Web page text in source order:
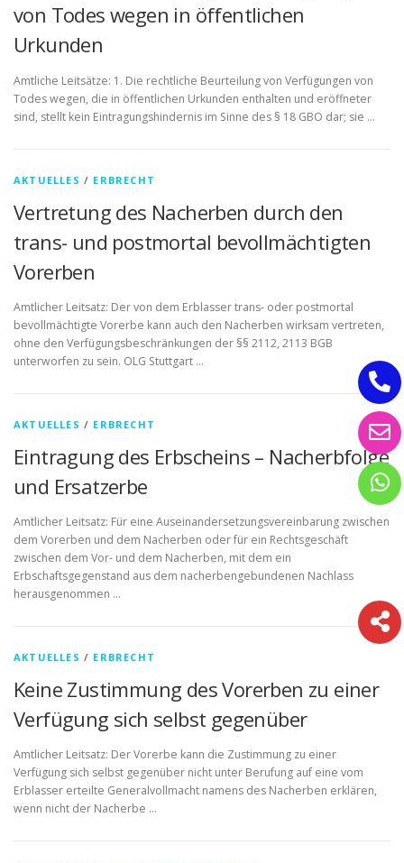
von Todes wegen in öffentlichen
Urkunden
Amtliche Leitsätze: 1. Die rechtliche Beurteilung von Verfügungen von
Todes wegen, die in öffentlichen Urkunden enthalten und eröffneter
sind, stellt kein Eintragungshindernis im Sinne des § 18 GBO dar; sie …
AKTUELLES / ERBRECHT
Vertretung des Nacherben durch den
trans- und postmortal bevollmächtigten
Vorerben
Amtlicher Leitsatz: Der von dem Erblasser trans- oder postmortal
bevollmächtigte Vorerbe kann auch den Nacherben wirksam vertreten,
ohne den Verfügungsbeschränkungen der §§ 2112, 2113 BGB
unterworfen zu sein. OLG Stuttgart …
AKTUELLES / ERBRECHT
Eintragung des Erbscheins – Nacherbfolge
und Ersatzerbe
Amtlicher Leitsatz: Für eine Auseinandersetzungsvereinbarung zwischen
dem Vorerben und dem Nacherben oder für ein Rechtsgeschäft
zwischen dem Vor- und dem Nacherben, mit dem ein
Erbschaftsgegenstand aus dem nacherbengebundenen Nachlass
herausgenommen …
AKTUELLES / ERBRECHT
Keine Zustimmung des Vorerben zu einer
Verfügung sich selbst gegenüber
Amtlicher Leitsatz: Der Vorerbe kann die Zustimmung zu einer
Verfügung sich selbst gegenüber nicht unter Berufung auf eine vom
Erblasser erteilte Generalvollmacht namens des Nacherben erklären,
wenn nicht der Nacherbe …